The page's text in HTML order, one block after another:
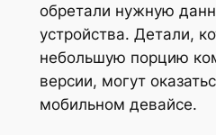
обретали нужную
устройства. Детали,
небольшую порцию
версии, могут
мобильном девайсе.